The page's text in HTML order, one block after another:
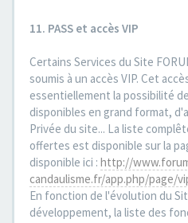
11. PASS et accès VIP
Certains Services du Site
soumis à un accès VIP. Cet
essentiellement la possibilité
disponibles en grand format,
Privée du site... La liste
offertes est disponible sur la
disponible ici : http://
candaulisme.fr/app.php/page/
En fonction de l'évolution du
développement, la liste des